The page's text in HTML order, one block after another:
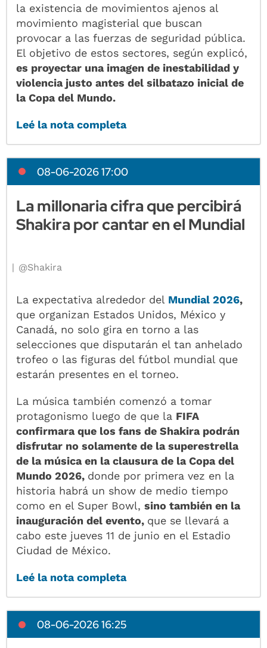
la existencia de movimientos ajenos al
movimiento magisterial que buscan
provocar a las fuerzas de seguridad pública.
El objetivo de estos sectores, según explicó,
es proyectar una imagen de inestabilidad y
violencia justo antes del silbatazo inicial de
la Copa del Mundo.
Leé la nota completa
08-06-2026 17:00
La millonaria cifra que percibirá
Shakira por cantar en el Mundial
@Shakira
La expectativa alrededor del Mundial 2026,
que organizan Estados Unidos, México y
Canadá, no solo gira en torno a las
selecciones que disputarán el tan anhelado
trofeo o las figuras del fútbol mundial que
estarán presentes en el torneo.
La música también comenzó a tomar
protagonismo luego de que la FIFA
confirmara que los fans de Shakira podrán
disfrutar no solamente de la superestrella
de la música en la clausura de la Copa del
Mundo 2026, donde por primera vez en la
historia habrá un show de medio tiempo
como en el Super Bowl,sino también en la
inauguración del evento, que se llevará a
cabo este jueves 11 de junio en el Estadio
Ciudad de México.
Leé la nota completa
08-06-2026 16:25